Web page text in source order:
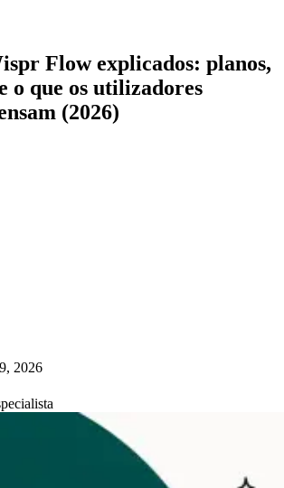
Flow explicados: planos,
o que os utilizadores
(2026)
2026